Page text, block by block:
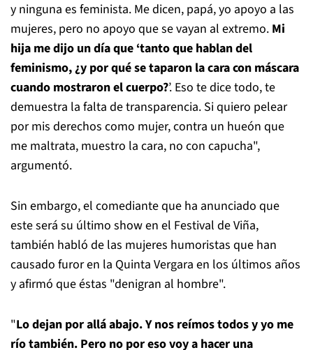
y ninguna es feminista. Me dicen, papá, yo apoyo a las
mujeres, pero no apoyo que se vayan al extremo. Mi
hija me dijo un día que ‘tanto que hablan del
feminismo, ¿y por qué se taparon la cara con máscara
cuando mostraron el cuerpo?’. Eso te dice todo, te
demuestra la falta de transparencia. Si quiero pelear
por mis derechos como mujer, contra un hueón que
me maltrata, muestro la cara, no con capucha",
argumentó.
Sin embargo, el comediante que ha anunciado que
este será su último show en el Festival de Viña,
también habló de las mujeres humoristas que han
causado furor en la Quinta Vergara en los últimos años
y afirmó que éstas "denigran al hombre".
"Lo dejan por allá abajo. Y nos reímos todos y yo me
río también. Pero no por eso voy a hacer una